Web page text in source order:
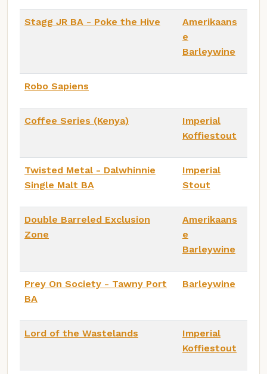
Stagg JR BA - Poke the Hive
Amerikaans
e
Barleywine
Robo Sapiens
Coffee Series (Kenya)
Imperial
Koffiestout
Twisted Metal - Dalwhinnie
Single Malt BA
Imperial
Stout
Double Barreled Exclusion
Zone
Amerikaans
e
Barleywine
Prey On Society - Tawny Port
BA
Barleywine
Lord of the Wastelands
Imperial
Koffiestout